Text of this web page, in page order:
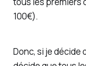
100€).
Donc, si je décide